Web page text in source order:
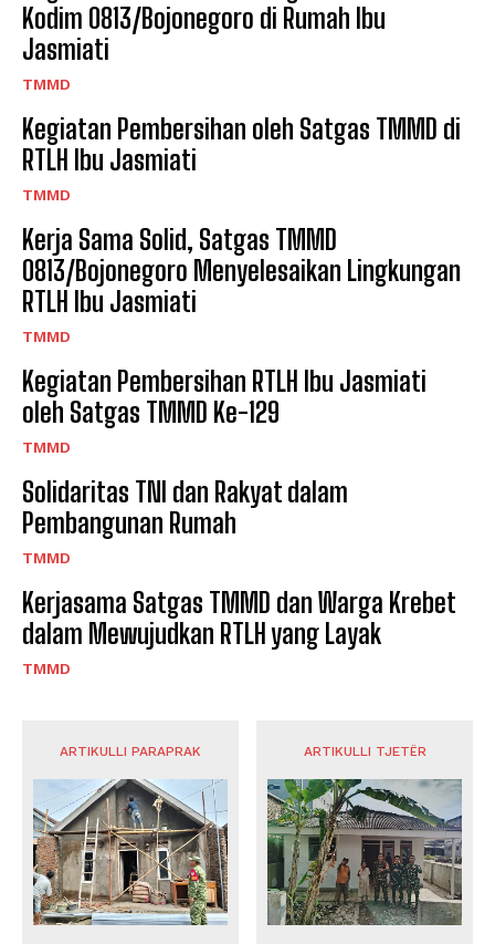
Kodim 0813/Bojonegoro di Rumah Ibu
Jasmiati
TMMD
Kegiatan Pembersihan oleh Satgas TMMD di
RTLH Ibu Jasmiati
TMMD
Kerja Sama Solid, Satgas TMMD
0813/Bojonegoro Menyelesaikan Lingkungan
RTLH Ibu Jasmiati
TMMD
Kegiatan Pembersihan RTLH Ibu Jasmiati
oleh Satgas TMMD Ke-129
TMMD
Solidaritas TNI dan Rakyat dalam
Pembangunan Rumah
TMMD
Kerjasama Satgas TMMD dan Warga Krebet
dalam Mewujudkan RTLH yang Layak
TMMD
ARTIKULLI PARAPRAK ARTIKULLI TJETËR